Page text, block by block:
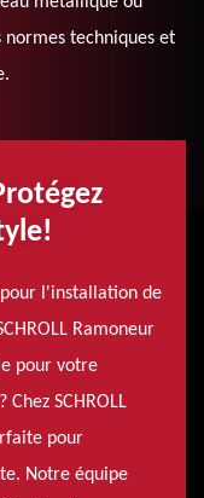
normes techniques et
l'installation de
Ramoneur
pour votre
SCHROLL
pour
Notre équipe